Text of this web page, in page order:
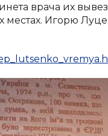
врача их
Игорю